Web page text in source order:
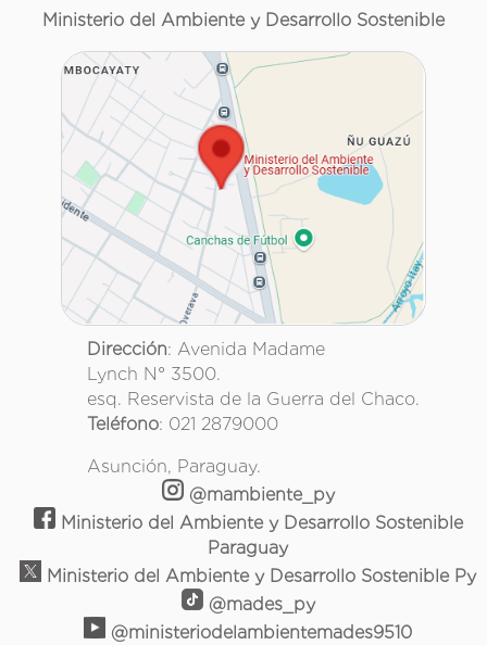
Ministerio del Ambiente y Desarrollo Sostenible
Dirección: Avenida Madame
Lynch N° 3500.
esq. Reservista de la Guerra del Chaco.
Teléfono: 021 2879000
Asunción, Paraguay.
@mambiente_py
Ministerio del Ambiente y Desarrollo Sostenible
Paraguay
Ministerio del Ambiente y Desarrollo Sostenible Py
@mades_py
@ministeriodelambientemades9510